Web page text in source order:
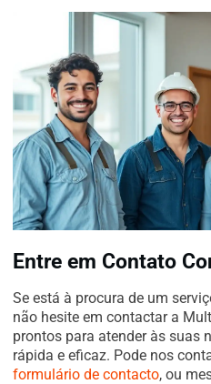
Entre em Contato
Se está à procura de um
não hesite em contactar a
prontos para atender às suas
rápida e eficaz. Pode nos
formulário de contacto, ou